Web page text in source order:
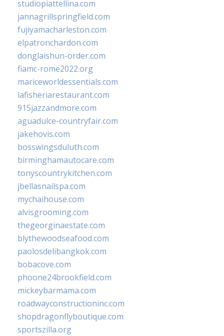
studiopiattellina.com
jannagrillspringfield.com
fujiyamacharleston.com
elpatronchardon.com
donglaishun-order.com
fiamc-rome2022.org
mariceworldessentials.com
lafisheriarestaurant.com
915jazzandmore.com
aguadulce-countryfair.com
jakehovis.com
bosswingsduluth.com
birminghamautocare.com
tonyscountrykitchen.com
jbellasnailspa.com
mychaihouse.com
alvisgrooming.com
thegeorginaestate.com
blythewoodseafood.com
paolosdelibangkok.com
bobacove.com
phoone24brookfield.com
mickeybarmama.com
roadwayconstructioninc.com
shopdragonflyboutique.com
sportszilla.org